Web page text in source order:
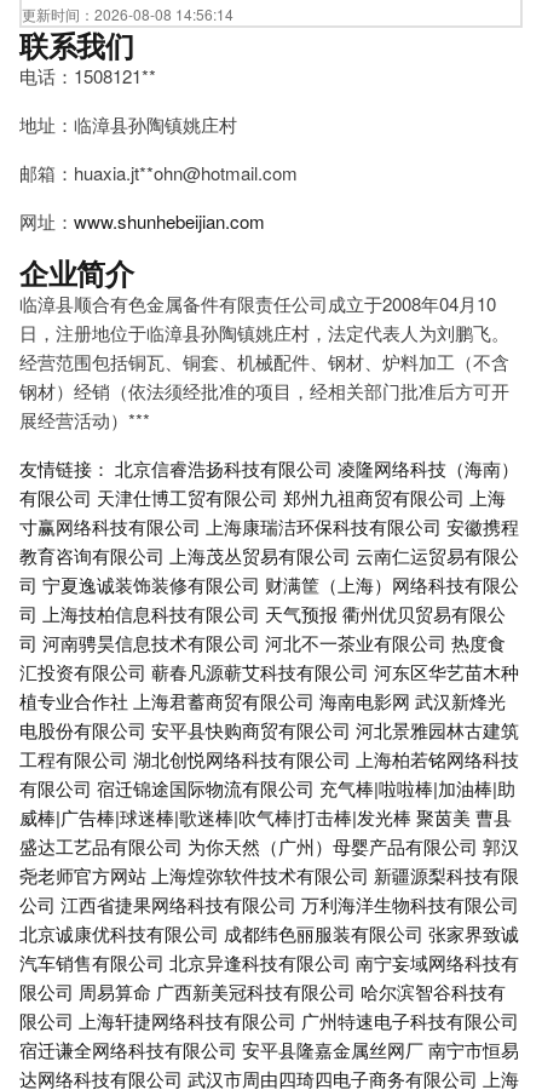
更新时间：2026-08-08 14:56:14
联系我们
电话：1508121**
地址：临漳县孙陶镇姚庄村
邮箱：huaxia.jt**ohn@hotmail.com
网址： www.shunhebeijian.com
企业简介
临漳县顺合有色金属备件有限责任公司成立于2008年04月10
日，注册地位于临漳县孙陶镇姚庄村，法定代表人为刘鹏飞。
经营范围包括铜瓦、铜套、机械配件、钢材、炉料加工（不含
钢材）经销（依法须经批准的项目，经相关部门批准后方可开
展经营活动）***
友情链接： 北京信睿浩扬科技有限公司 凌隆网络科技（海南）
有限公司 天津仕博工贸有限公司 郑州九祖商贸有限公司 上海
寸赢网络科技有限公司 上海康瑞洁环保科技有限公司 安徽携程
教育咨询有限公司 上海茂丛贸易有限公司 云南仁运贸易有限公
司 宁夏逸诚装饰装修有限公司 财满筐（上海）网络科技有限公
司 上海技柏信息科技有限公司 天气预报 衢州优贝贸易有限公
司 河南骋昊信息技术有限公司 河北不一茶业有限公司 热度食
汇投资有限公司 蕲春凡源蕲艾科技有限公司 河东区华艺苗木种
植专业合作社 上海君蓄商贸有限公司 海南电影网 武汉新烽光
电股份有限公司 安平县快购商贸有限公司 河北景雅园林古建筑
工程有限公司 湖北创悦网络科技有限公司 上海柏若铭网络科技
有限公司 宿迁锦途国际物流有限公司 充气棒|啦啦棒|加油棒|助
威棒|广告棒|球迷棒|歌迷棒|吹气棒|打击棒|发光棒 聚茵美曹县
盛达工艺品有限公司 为你天然（广州）母婴产品有限公司 郭汉
尧老师官方网站 上海煌弥软件技术有限公司 新疆源梨科技有限
公司 江西省捷果网络科技有限公司 万利海洋生物科技有限公司
北京诚康优科技有限公司 成都纬色丽服装有限公司 张家界致诚
汽车销售有限公司 北京异逢科技有限公司 南宁妄域网络科技有
限公司 周易算命 广西新美冠科技有限公司 哈尔滨智谷科技有
限公司 上海轩捷网络科技有限公司 广州特速电子科技有限公司
宿迁谦全网络科技有限公司 安平县隆嘉金属丝网厂南宁市恒易
达网络科技有限公司 武汉市周由四琦四电子商务有限公司 上海